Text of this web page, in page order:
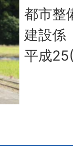
都市整
建設係
平成